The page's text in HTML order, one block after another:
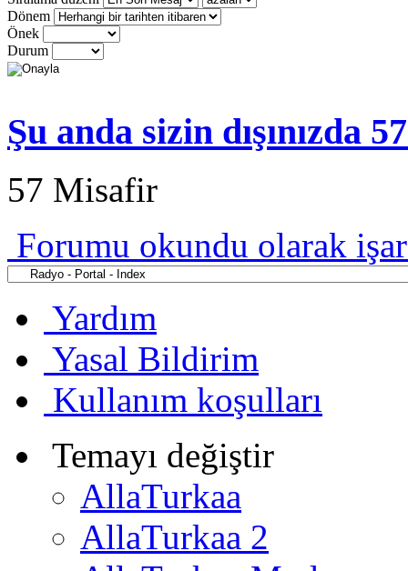
Dönem
Önek
Durum
Şu anda sizin dışınızda
57 Misafir
Forumu okundu olarak
Yardım
Yasal Bildirim
Kullanım koşulları
Temayı değiştir
AllaTurkaa
AllaTurkaa 2